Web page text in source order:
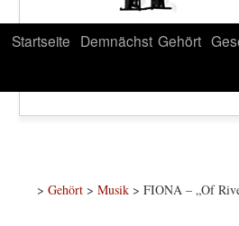
Startseite Demnächst Gehört
> Gehört > Musik > FIONA – „Of